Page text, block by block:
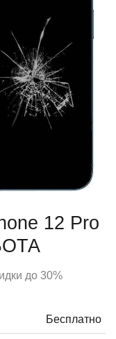
12 Pro
до 30%
Бесплатно